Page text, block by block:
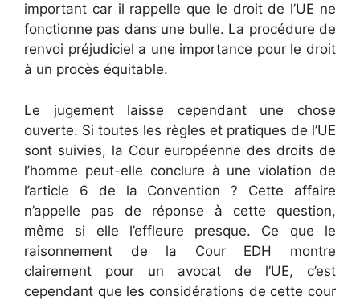
important car il rappelle que le droit de l’UE ne
fonctionne pas dans une bulle. La procédure de
renvoi préjudiciel a une importance pour le droit
à un procès équitable.
Le jugement laisse cependant une chose
ouverte. Si toutes les règles et pratiques de l’UE
sont suivies, la Cour européenne des droits de
l’homme peut-elle conclure à une violation de
l’article 6 de la Convention ? Cette affaire
n’appelle pas de réponse à cette question,
même si elle l’effleure presque. Ce que le
raisonnement de la Cour EDH montre
clairement pour un avocat de l’UE, c’est
cependant que les considérations de cette cour